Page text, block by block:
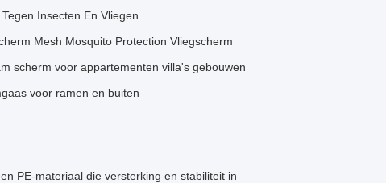
Insecten En Vliegen
Mesh Mosquito Protection Vliegscherm
scherm voor appartementen villa's gebouwen
voor ramen en buiten
PE-materiaal die versterking en stabiliteit in